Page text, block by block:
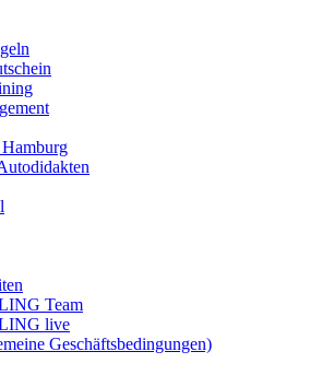
Team
live
Geschäftsbedingungen)